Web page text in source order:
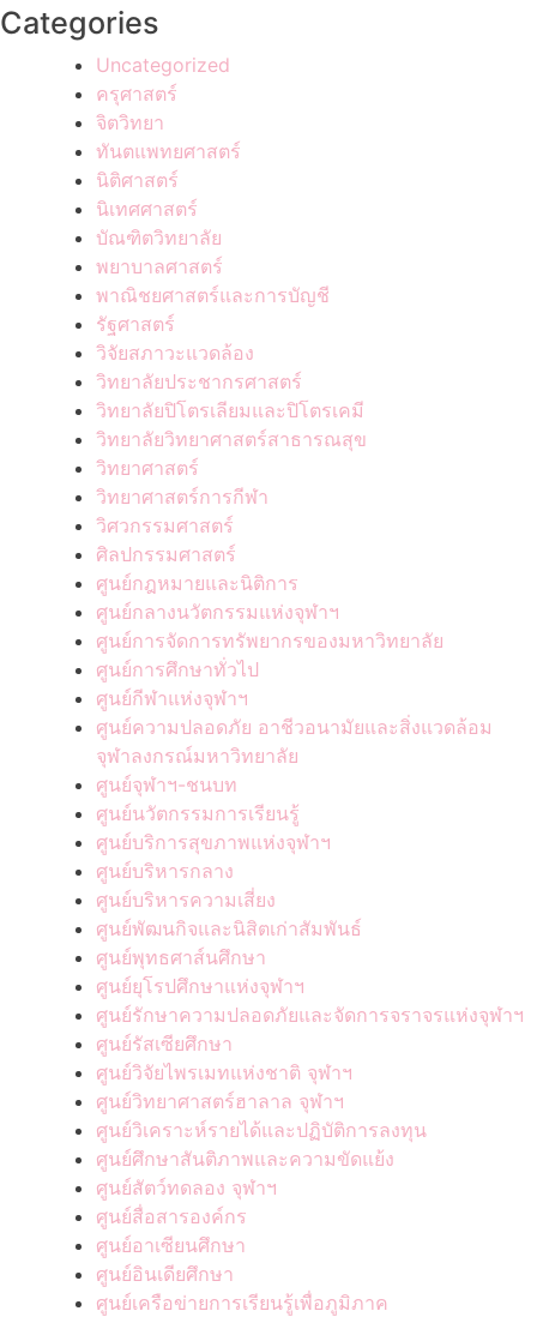
Categories
Uncategorized
ครุศาสตร์
จิตวิทยา
ทันตแพทยศาสตร์
นิติศาสตร์
นิเทศศาสตร์
บัณฑิตวิทยาลัย
พยาบาลศาสตร์
พาณิชยศาสตร์และการบัญชี
รัฐศาสตร์
วิจัยสภาวะแวดล้อง
วิทยาลัยประชากรศาสตร์
วิทยาลัยปิโตรเลียมและปิโตรเคมี
วิทยาลัยวิทยาศาสตร์สาธารณสุข
วิทยาศาสตร์
วิทยาศาสตร์การกีฬา
วิศวกรรมศาสตร์
ศิลปกรรมศาสตร์
ศูนย์กฎหมายและนิติการ
ศูนย์กลางนวัตกรรมแห่งจุฬาฯ
ศูนย์การจัดการทรัพยากรของมหาวิทยาลัย
ศูนย์การศึกษาทั่วไป
ศูนย์กีฬาแห่งจุฬาฯ
ศูนย์ความปลอดภัย อาชีวอนามัยและสิ่งแวดล้อม
จุฬาลงกรณ์มหาวิทยาลัย
ศูนย์จุฬาฯ-ชนบท
ศูนย์นวัตกรรมการเรียนรู้
ศูนย์บริการสุขภาพแห่งจุฬาฯ
ศูนย์บริหารกลาง
ศูนย์บริหารความเสี่ยง
ศูนย์พัฒนกิจและนิสิตเก่าสัมพันธ์
ศูนย์พุทธศาส์นศึกษา
ศูนย์ยุโรปศึกษาแห่งจุฬาฯ
ศูนย์รักษาความปลอดภัยและจัดการจราจรแห่งจุฬาฯ
ศูนย์รัสเซียศึกษา
ศูนย์วิจัยไพรเมทแห่งชาติ จุฬาฯ
ศูนย์วิทยาศาสตร์ฮาลาล จุฬาฯ
ศูนย์วิเคราะห์รายได้และปฏิบัติการลงทุน
ศูนย์ศึกษาสันติภาพและความขัดแย้ง
ศูนย์สัตว์ทดลอง จุฬาฯ
ศูนย์สื่อสารองค์กร
ศูนย์อาเซียนศึกษา
ศูนย์อินเดียศึกษา
ศูนย์เครือข่ายการเรียนรู้เพื่อภูมิภาค